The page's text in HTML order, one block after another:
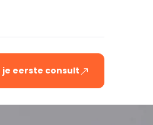
je eerste consult